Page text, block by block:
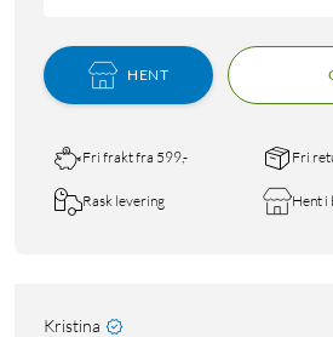
HENT
Fri frakt fra 599,- Fri
Rask levering Hent i
Kristina